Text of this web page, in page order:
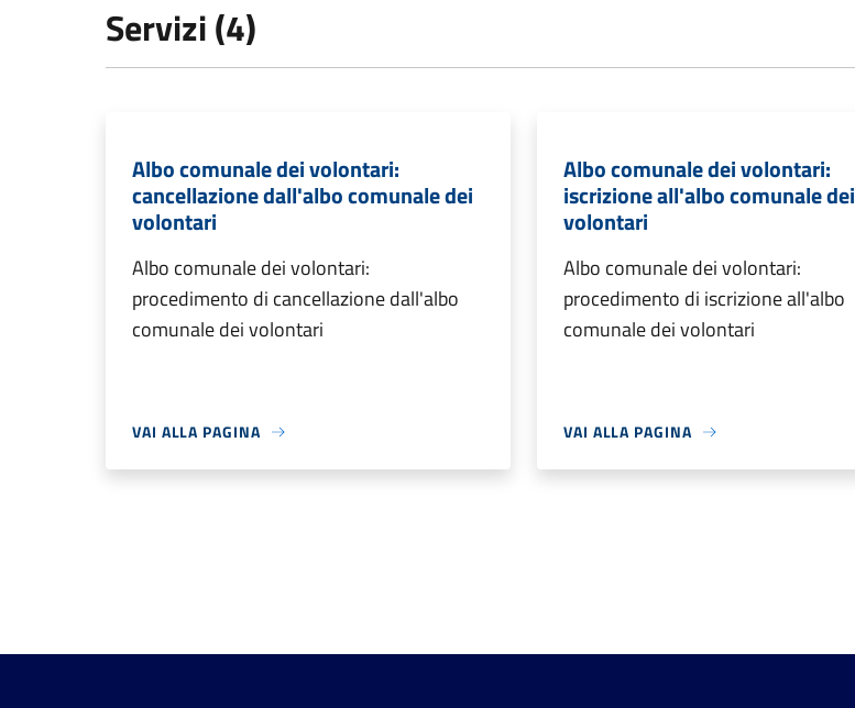
Servizi (4)
Albo comunale dei volontari:
cancellazione dall'albo comunale dei
volontari
Albo comunale dei volontari:
procedimento di cancellazione dall'albo
comunale dei volontari
VAI ALLA PAGINA
Albo comunale dei volontari:
iscrizione all'albo comunale dei
volontari
Albo comunale dei volontari:
procedimento di iscrizione all'albo
comunale dei volontari
VAI ALLA PAGINA